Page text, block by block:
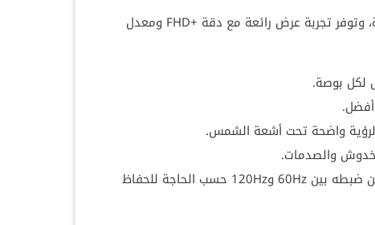
الهاتف مزود بشاشة AMOLED مقاس 6.7 بوصة، وتوفر تجربة عرض رائعة مع دقة +FHD ومعدل
الشاشة تدعم معدل التحديث المتكيف، حيث يمكن ضبطه بين 60Hz و120Hz حسب الحاجة للحفاظ